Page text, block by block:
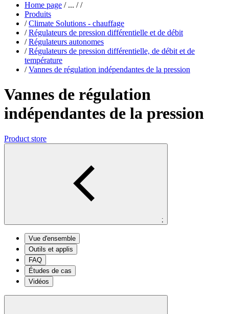
Home page /... / /
Produits
/ Climate Solutions - chauffage
/ Régulateurs de pression différentielle et de débit
/ Régulateurs autonomes
/ Régulateurs de pression différentielle, de débit et de
température
/ Vannes de régulation indépendantes de la pression
Vannes de régulation
indépendantes de la pression
Product store
;
Vue d'ensemble
Outils et applis
FAQ
Études de cas
Vidéos